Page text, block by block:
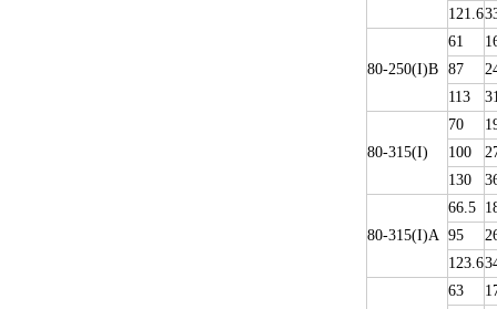
121.6
80-250(I)B
61
87
113
80-315(I)
70
100
130
80-315(I)A
66.5
95
123.6
63